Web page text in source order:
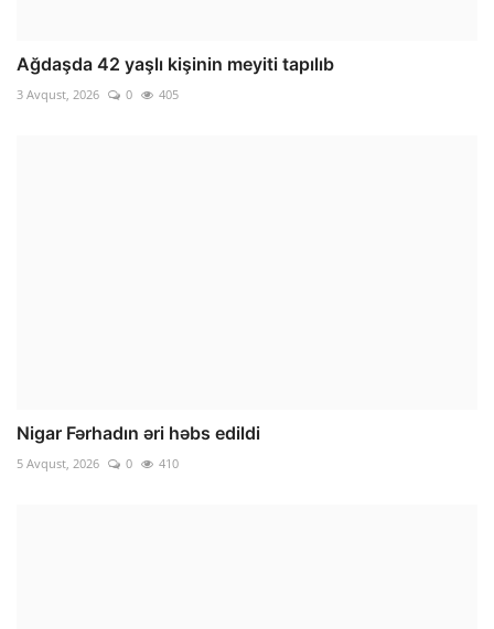
Ağdaşda 42 yaşlı kişinin meyiti tapılıb
3 Avqust, 2026 0 405
Nigar Fərhadın əri həbs edildi
5 Avqust, 2026 0 410